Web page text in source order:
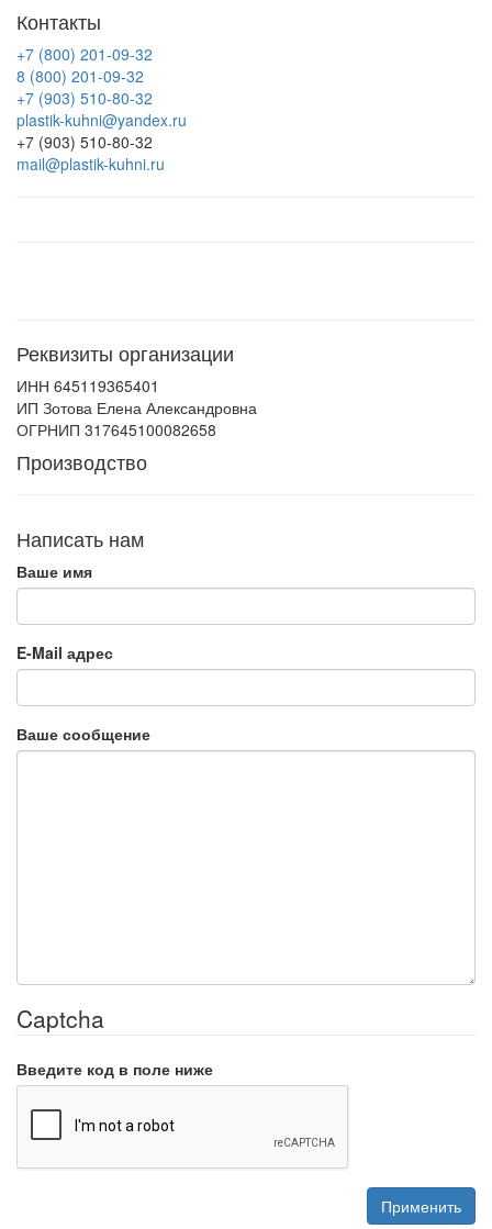
Контакты
+7 (800) 201-09-32
8 (800) 201-09-32
+7 (903) 510-80-32
plastik-kuhni@yandex.ru
+7 (903) 510-80-32
mail@plastik-kuhni.ru
Реквизиты организации
ИНН 645119365401
ИП Зотова Елена Александровна
ОГРНИП 317645100082658
Производство
Написать нам
Ваше имя
E-Mail адрес
Ваше сообщение
Captcha
Введите код в поле ниже